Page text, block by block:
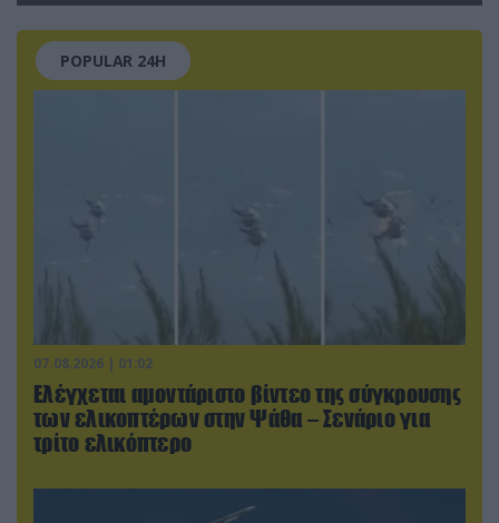
POPULAR 24H
07.08.2026 | 01:02
Ελέγχεται αμοντάριστο βίντεο της σύγκρουσης
των ελικοπτέρων στην Ψάθα – Σενάριο για
τρίτο ελικόπτερο